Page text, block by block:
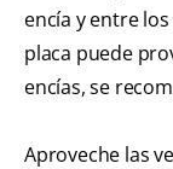
encía y entre
placa puede
encías, se
Aproveche las